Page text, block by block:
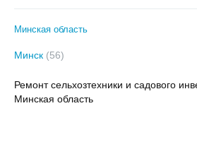
Минская область
Минск (56)
Ремонт сельхозтехники и садового
Минская область